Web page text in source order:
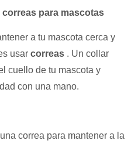
para mascotas
a tu mascota cerca y
usar correas . Un collar
cuello de tu mascota y
con una mano.
correa para mantener a la